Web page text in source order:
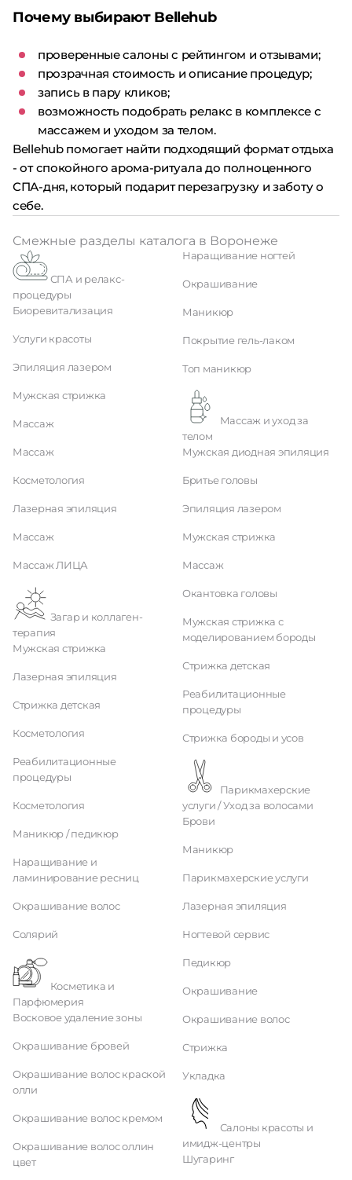
Почему выбирают Bellehub
проверенные салоны с рейтингом и отзывами;
прозрачная стоимость и описание процедур;
запись в пару кликов;
возможность подобрать релакс в комплексе с
массажем и уходом за телом.
Bellehub помогает найти подходящий формат отдыха
- от спокойного арома-ритуала до полноценного
СПА-дня, который подарит перезагрузку и заботу о
себе.
Смежные разделы каталога в Воронеже
процедуры
Биоревитализация
Услуги красоты
Эпиляция лазером
Мужская стрижка
Массаж
Массаж
Косметология
Лазерная эпиляция
Массаж
Массаж ЛИЦА
терапия
Мужская стрижка
Лазерная эпиляция
Стрижка детская
Косметология
Реабилитационные
процедуры
Косметология
Маникюр / педикюр
Наращивание и
ламинирование ресниц
Окрашивание волос
Солярий
Парфюмерия
Восковое удаление зоны
Окрашивание бровей
Окрашивание волос краской
олли
Окрашивание волос кремом
Окрашивание волос оллин
цвет
Наращивание ногтей
Окрашивание
Маникюр
Покрытие гель-лаком
Топ маникюр
телом
Мужская диодная эпиляция
Бритье головы
Эпиляция лазером
Мужская стрижка
Массаж
Окантовка головы
Мужская стрижка с
моделированием бороды
Стрижка детская
Реабилитационные
процедуры
Стрижка бороды и усов
услуги / Уход за волосами
Брови
Маникюр
Парикмахерские услуги
Лазерная эпиляция
Ногтевой сервис
Педикюр
Окрашивание
Окрашивание волос
Стрижка
Укладка
имидж-центры
Шугаринг